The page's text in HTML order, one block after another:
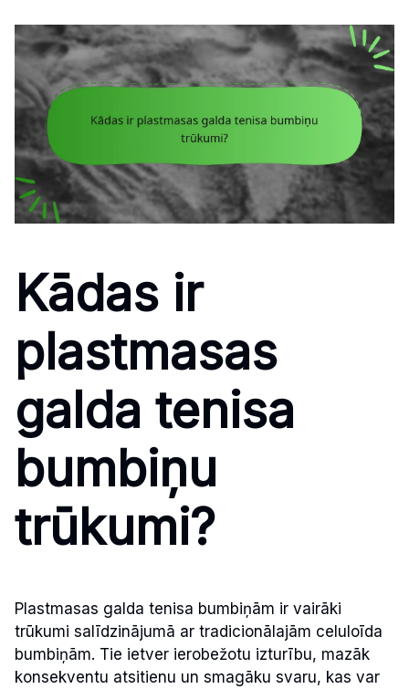
Kādas ir
plastmasas
galda tenisa
bumbiņu
trūkumi?
Plastmasas galda tenisa bumbiņām ir vairāki
trūkumi salīdzinājumā ar tradicionālajām celuloīda
bumbiņām. Tie ietver ierobežotu izturību, mazāk
konsekventu atsitienu un smagāku svaru, kas var